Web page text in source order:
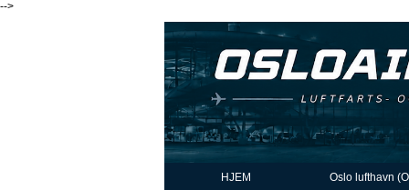
-->
HJEM Oslo lufthavn